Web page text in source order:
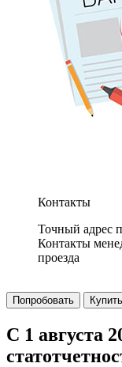
Контакты
Точный адрес
Контакты
проезда
Попробовать
С 1 августа